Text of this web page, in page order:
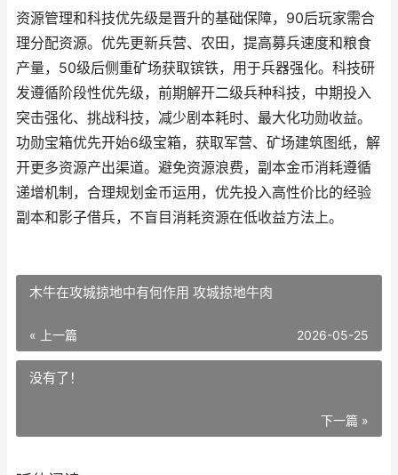
资源管理和科技优先级是晋升的基础保障，90后玩家需合
理分配资源。优先更新兵营、农田，提高募兵速度和粮食
产量，50级后侧重矿场获取镔铁，用于兵器强化。科技研
发遵循阶段性优先级，前期解开二级兵种科技，中期投入
突击强化、挑战科技，减少剧本耗时、最大化功勋收益。
功勋宝箱优先开始6级宝箱，获取军营、矿场建筑图纸，解
开更多资源产出渠道。避免资源浪费，副本金币消耗遵循
递增机制，合理规划金币运用，优先投入高性价比的经验
副本和影子借兵，不盲目消耗资源在低收益方法上。
木牛在攻城掠地中有何作用 攻城掠地牛肉
« 上一篇 2026-05-25
没有了！
下一篇 »